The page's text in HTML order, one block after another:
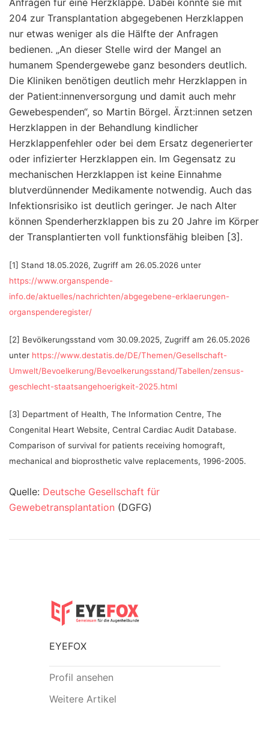
204 zur Transplantation abgegebenen Herzklappen
nur etwas weniger als die Hälfte der Anfragen
bedienen. „An dieser Stelle wird der Mangel an
humanem Spendergewebe ganz besonders deutlich.
Die Kliniken benötigen deutlich mehr Herzklappen in
der Patient:innenversorgung und damit auch mehr
Gewebespenden“, so Martin Börgel. Ärzt:innen setzen
Herzklappen in der Behandlung kindlicher
Herzklappenfehler oder bei dem Ersatz degenerierter
oder infizierter Herzklappen ein. Im Gegensatz zu
mechanischen Herzklappen ist keine Einnahme
blutverdünnender Medikamente notwendig. Auch das
Infektionsrisiko ist deutlich geringer. Je nach Alter
können Spenderherzklappen bis zu 20 Jahre im Körper
der Transplantierten voll funktionsfähig bleiben [3].
[1] Stand 18.05.2026, Zugriff am 26.05.2026 unter
https://www.organspende-
info.de/aktuelles/nachrichten/abgegebene-erklaerungen-
organspenderegister/
[2] Bevölkerungsstand vom 30.09.2025, Zugriff am 26.05.2026
unter https://www.destatis.de/DE/Themen/Gesellschaft-
Umwelt/Bevoelkerung/Bevoelkerungsstand/Tabellen/zensus-
geschlecht-staatsangehoerigkeit-2025.html
[3] Department of Health, The Information Centre, The
Congenital Heart Website, Central Cardiac Audit Database.
Comparison of survival for patients receiving homograft,
mechanical and bioprosthetic valve replacements, 1996-2005.
Quelle: Deutsche Gesellschaft für
Gewebetransplantation (DGFG)
EYEFOX
Profil ansehen
Weitere Artikel